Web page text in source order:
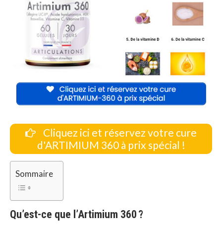
Cliquez ici et réservez votre cure
d'ARTIMIUM 360 à prix spécial !
Sommaire
Qu’est-ce que l’Artimium 360 ?